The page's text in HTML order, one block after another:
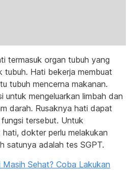
termasuk organ tubuh yang
tubuh. Hati bekerja membuat
tubuh mencerna makanan.
untuk mengeluarkan limbah dan
darah. Rusaknya hati dapat
tersebut. Untuk
dokter perlu melakukan
satunya adalah tes SGPT.
Masih Sehat? Coba Lakukan